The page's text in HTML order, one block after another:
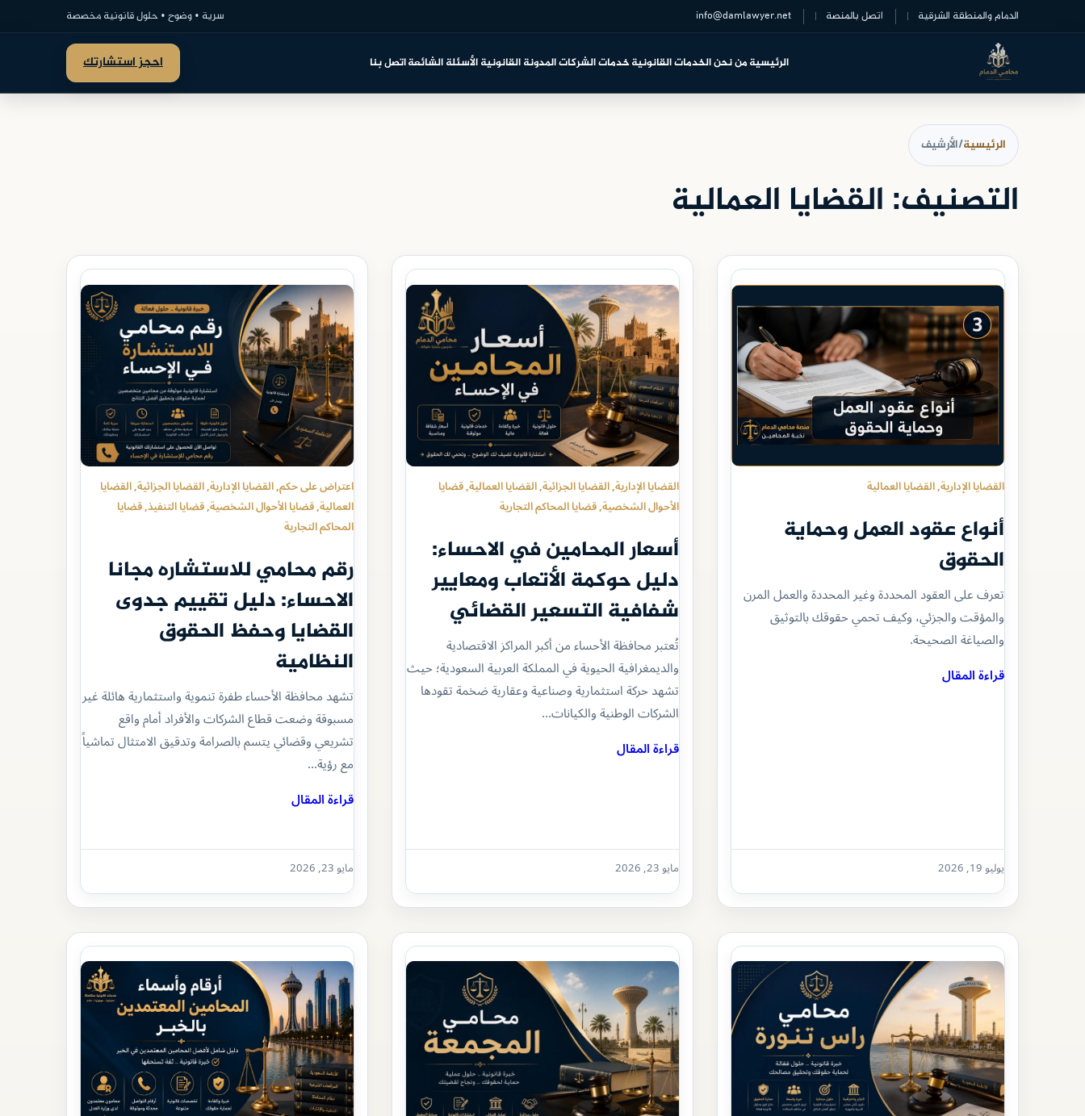
الدمام والمنطقة الشرقية اتصل بالمنصة info@damlawyer.net سرية • وضوح • حلول قانونية مخصصة
الرئيسيةمن نحنالخدمات القانونيةخدمات الشركاتالمدونة القانونيةالأسئلة الشائعةاتصل بنا احجز استشارتك
الرئيسية/الأرشيف
التصنيف: القضايا العمالية
القضايا الإدارية, القضايا العمالية
أنواع عقود العمل وحماية
الحقوق
تعرف على العقود المحددة وغير المحددة والعمل المرن
والمؤقت والجزئي، وكيف تحمي حقوقك بالتوثيق
والصياغة الصحيحة.
قراءة المقال
يوليو 19, 2026
القضايا الإدارية, القضايا الجزائية, القضايا العمالية, قضايا
الأحوال الشخصية, قضايا المحاكم التجارية
أسعار المحامين في الاحساء:
دليل حوكمة الأتعاب ومعايير
شفافية التسعير القضائي
تُعتبر محافظة الأحساء من أكبر المراكز الاقتصادية
والديمغرافية الحيوية في المملكة العربية السعودية؛ حيث
تشهد حركة استثمارية وصناعية وعقارية ضخمة تقودها
الشركات الوطنية والكيانات…
قراءة المقال
مايو 23, 2026
اعتراض على حكم, القضايا الإدارية, القضايا الجزائية, القضايا
العمالية, قضايا الأحوال الشخصية, قضايا التنفيذ, قضايا
المحاكم التجارية
رقم محامي للاستشاره مجانا
الاحساء: دليل تقييم جدوى
القضايا وحفظ الحقوق
النظامية
تشهد محافظة الأحساء طفرة تنموية واستثمارية هائلة غير
مسبوقة وضعت قطاع الشركات والأفراد أمام واقع
تشريعي وقضائي يتسم بالصرامة وتدقيق الامتثال تماشياً
مع رؤية…
قراءة المقال
مايو 23, 2026